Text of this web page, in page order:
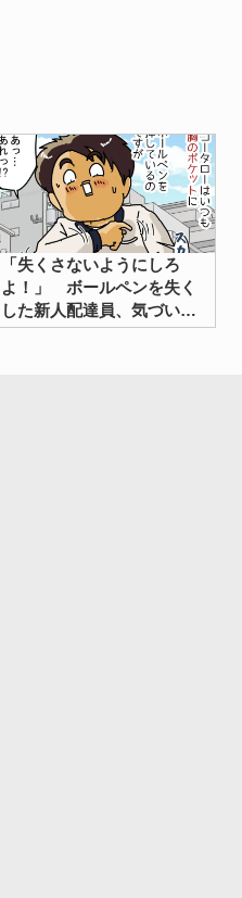
「失くさないようにしろ
よ！」 ボールペンを失く
した新人配達員、気づいた
後の行動が？